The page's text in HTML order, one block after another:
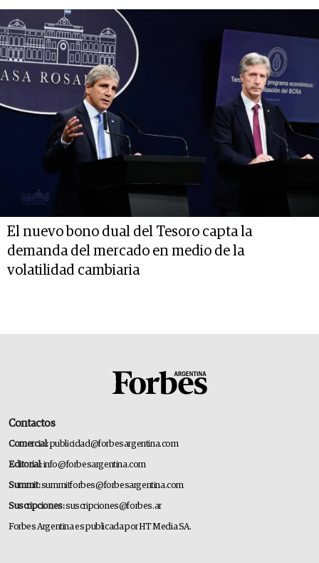
El nuevo bono dual del Tesoro capta la
demanda del mercado en medio de la
volatilidad cambiaria
Contactos
Comercial:publicidad@forbesargentina.com
Editorial:info@forbesargentina.com
Summit:summitforbes@forbesargentina.com
Suscripciones:suscripciones@forbes.ar
Forbes Argentina es publicada por HT Media SA.